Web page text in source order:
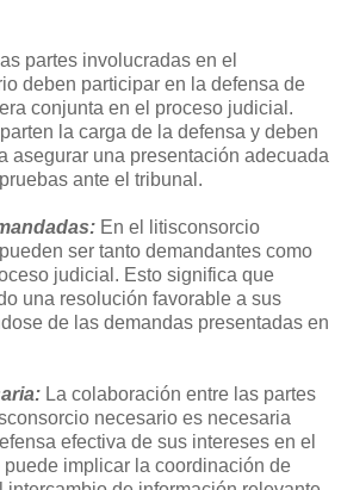
partes involucradas en el
deben participar en la defensa de
conjunta en el proceso judicial.
la carga de la defensa y deben
asegurar una presentación adecuada
ante el tribunal.
En el litisconsorcio
ser tanto demandantes como
judicial. Esto significa que
una resolución favorable a sus
de las demandas presentadas en
La colaboración entre las partes
necesario es necesaria
efectiva de sus intereses en el
implicar la coordinación de